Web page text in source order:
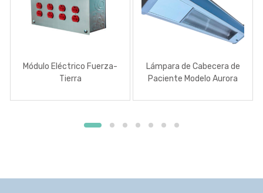
Módulo Eléctrico Fuerza-
Tierra
Lámpara de Cabecera de
Paciente Modelo Aurora